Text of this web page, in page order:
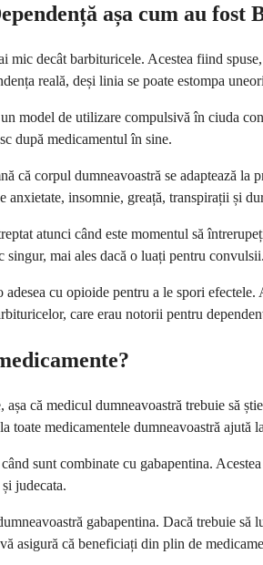
așa cum au fost
mic decât barbituricele. Acestea fiind
reală, deși linia se poate estompa
model de utilizare compulsivă în ciuda
după medicamentul în sine.
că corpul dumneavoastră se adaptează
anxietate, insomnie, greață, transpirații și
atunci când este momentul să
mai ales dacă o luați pentru convulsii.
cu opioide pentru a le spori
care erau notorii pentru
că medicul dumneavoastră trebuie să
toate medicamentele dumneavoastră
sunt combinate cu gabapentina.
judecata.
gabapentina. Dacă trebuie
asigură că beneficiați din plin de